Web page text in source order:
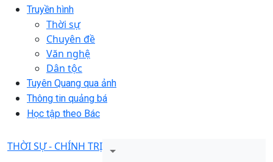
Truyền hình
Thời sự
Chuyên đề
Văn nghệ
Dân tộc
Tuyên Quang qua ảnh
Thông tin quảng bá
Học tập theo Bác
THỜI SỰ - CHÍNH TRỊ